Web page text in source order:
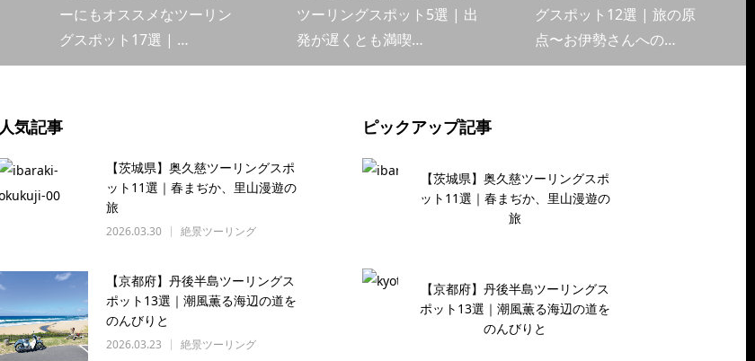
ーにもオススメなツーリン
グスポット17選 | …
ツーリングスポット5選 | 出
発が遅くとも満喫…
グスポット12選 | 旅の原
点〜お伊勢さんへの…
人気記事
【茨城県】奥久慈ツーリングスポ
ット11選｜春まぢか、里山漫遊の
旅
2026.03.30 絶景ツーリング
【京都府】丹後半島ツーリングス
ポット13選｜潮風薫る海辺の道を
のんびりと
2026.03.23 絶景ツーリング
ピックアップ記事
【茨城県】奥久慈ツーリングスポ
ット11選｜春まぢか、里山漫遊の
旅
【京都府】丹後半島ツーリングス
ポット13選｜潮風薫る海辺の道を
のんびりと